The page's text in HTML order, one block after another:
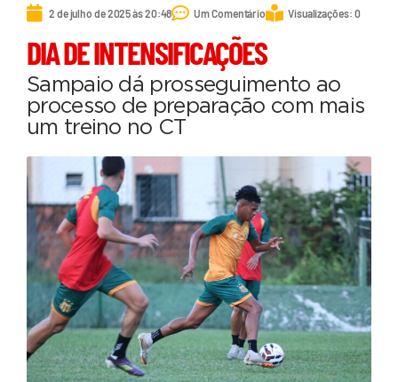
2 de julho de 2025 às 20:48 Um Comentário Visualizações: 0
DIA DE INTENSIFICAÇÕES
Sampaio dá prosseguimento ao
processo de preparação com mais
um treino no CT